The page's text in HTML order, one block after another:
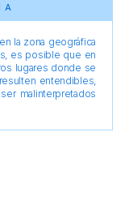
la zona geográfica
es posible que en
lugares donde se
entendibles,
malinterpretados